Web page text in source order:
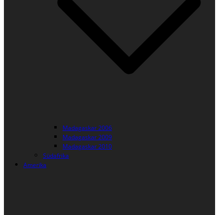
Madagaskar 2006
Madagaskar 2009
Madagaskar 2010
Südafrika
Amerika